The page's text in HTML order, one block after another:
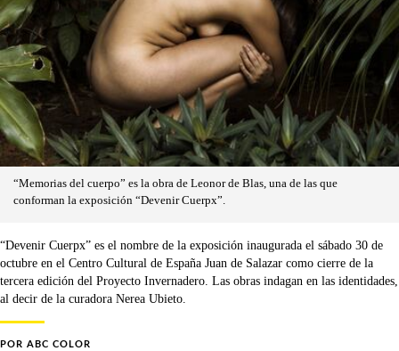
“Memorias del cuerpo” es la obra de Leonor de Blas, una de las que
conforman la exposición “Devenir Cuerpx”.
“Devenir Cuerpx” es el nombre de la exposición inaugurada el sábado 30 de
octubre en el Centro Cultural de España Juan de Salazar como cierre de la
tercera edición del Proyecto Invernadero. Las obras indagan en las identidades,
al decir de la curadora Nerea Ubieto.
POR ABC COLOR